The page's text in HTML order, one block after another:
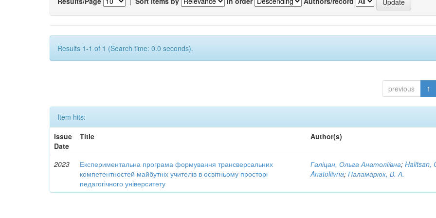
Results 1-1 of 1 (Search time: 0.0 seconds).
previous 1
Item hits:
Issue
Date
Title Author(s)
2023
Експериментальна програма формування трансверсальних
компетентностей майбутніх учителів в освітньому просторі
педагогічного університету
Галіцан, Ольга Анатоліївна;Halitsan,
Anatoliivna;Паламарюк, В. А.